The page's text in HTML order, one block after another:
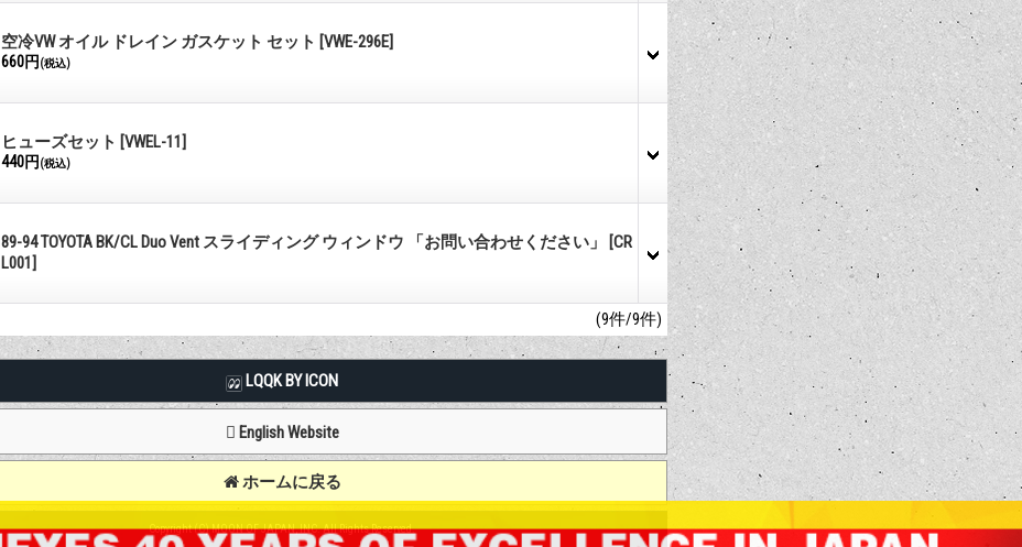
空冷VW オイル ドレイン ガスケット セット [VWE-296E]
660円 (税込)
ヒューズセット [VWEL-11]
440円 (税込)
89-94 TOYOTA BK/CL Duo Vent スライディング ウィンドウ 「お問い合わせください」
[CR
L001]
(9件/9件)
LQQK BY ICON
English Website
ホームに戻る
Copyright (C) MOON OF JAPAN, INC. All Rights Reserved.